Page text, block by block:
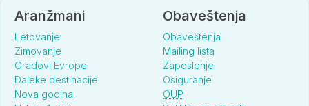
Aranžmani
Letovanje
Zimovanje
Gradovi Evrope
Daleke destinacije
Nova godina
Obaveštenja
Obaveštenja
Mailing lista
Zaposlenje
Osiguranje
OUP